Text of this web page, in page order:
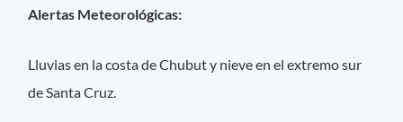
Alertas Meteorológicas:
Lluvias en la costa de Chubut y nieve en el extremo sur
de Santa Cruz.